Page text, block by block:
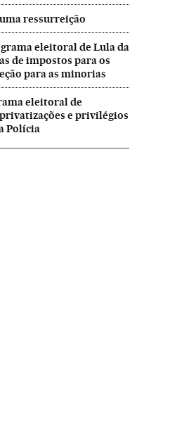
ressurreição
eleitoral de Lula da
de impostos para os
para as minorias
eleitoral de
e privilégios
Polícia